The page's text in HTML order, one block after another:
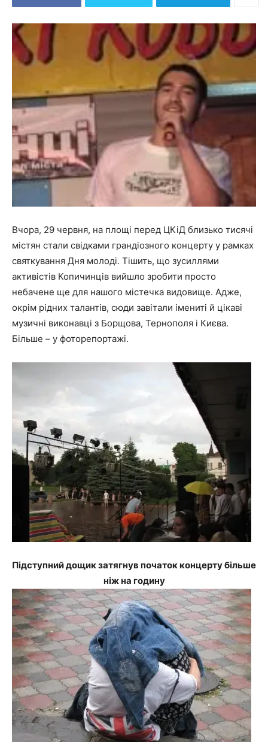
Вчора, 29 червня, на площі перед ЦКіД близько тисячі
містян стали свідками грандіозного концерту у рамках
святкування Дня молоді. Тішить, що зусиллями
активістів Копичинців вийшло зробити просто
небачене ще для нашого містечка видовище. Адже,
окрім рідних талантів, сюди завітали імениті й цікаві
музичні виконавці з Борщова, Тернополя і Києва.
Більше – у фоторепортажі.
Підступний дощик затягнув початок концерту більше
ніж на годину